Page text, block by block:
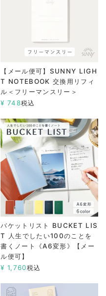
【メール便可】SUNNY LIGH
T NOTEBOOK 交換用リフィ
ル＜フリーマンスリー＞
¥ 748税込
バケットリスト BUCKET LIS
T 人生でしたい100のことを
書くノート《A6変形》【メー
ル便可】
¥ 1,760税込